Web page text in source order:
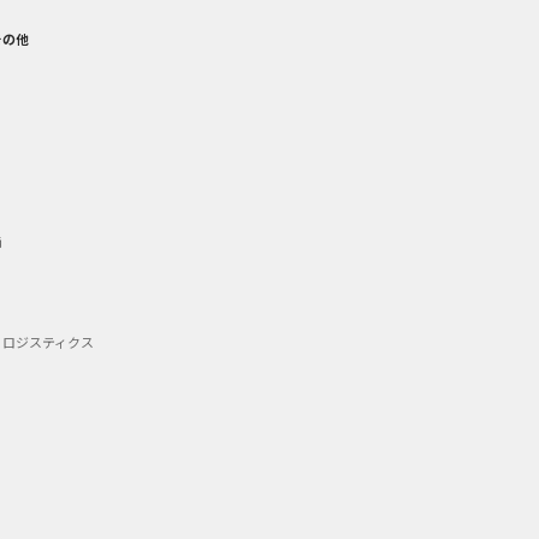
他
ジスティクス